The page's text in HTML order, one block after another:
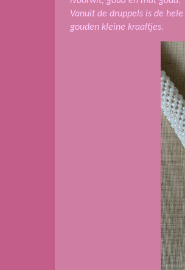
Vanuit de druppels is de
gouden kleine kraaltjes.